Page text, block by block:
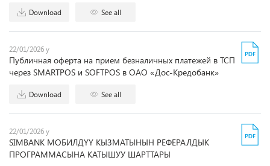
Download See all
22/01/2026 y
Публичная оферта на прием безналичных платежей в ТСП
через SMARTPOS и SOFTPOS в ОАО «Дос-Кредобанк»
Download See all
22/01/2026 y
SIMBANK МОБИЛДҮҮ КЫЗМАТЫНЫН РЕФЕРАЛДЫК
ПРОГРАММАСЫНА КАТЫШУУ ШАРТТАРЫ